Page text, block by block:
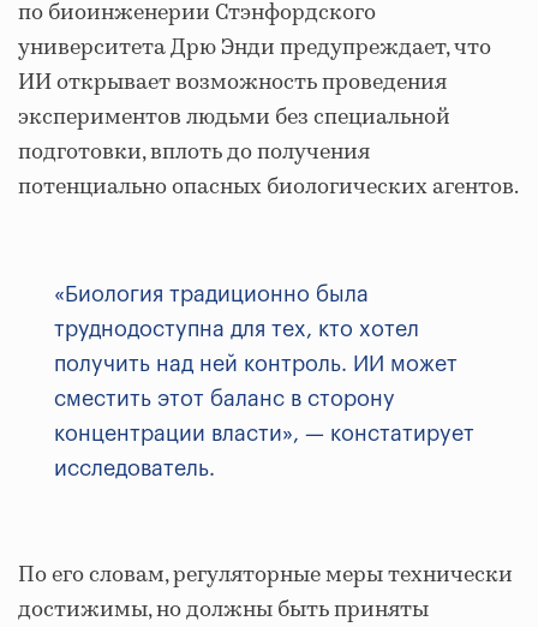
по биоинженерии Стэнфордского
университета Дрю Энди предупреждает, что
ИИ открывает возможность проведения
экспериментов людьми без специальной
подготовки, вплоть до получения
потенциально опасных биологических агентов.
«Биология традиционно была
труднодоступна для тех, кто хотел
получить над ней контроль. ИИ может
сместить этот баланс в сторону
концентрации власти», — констатирует
исследователь.
По его словам, регуляторные меры технически
достижимы, но должны быть приняты